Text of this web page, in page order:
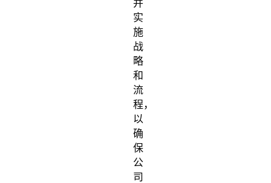
实
施
战
略
和
流
程，
以
确
保
公
司